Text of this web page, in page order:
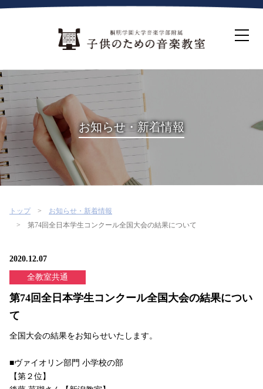
ホーム
生徒募集について
教室案内
コース紹介
概要・沿革
桐朋を選ぶ理由
インタビュー・コラム
イベント
よくある質問
お知らせ・新着情報
トップ
お知らせ・新着情報
第74回全日本学生コンクール全国大会の結果について
2020.12.07
全教室共通
第74回全日本学生コンクール全国大会の結果につい
て
全国大会の結果をお知らせいたします。
■ヴァイオリン部門 小学校の部
【第２位】